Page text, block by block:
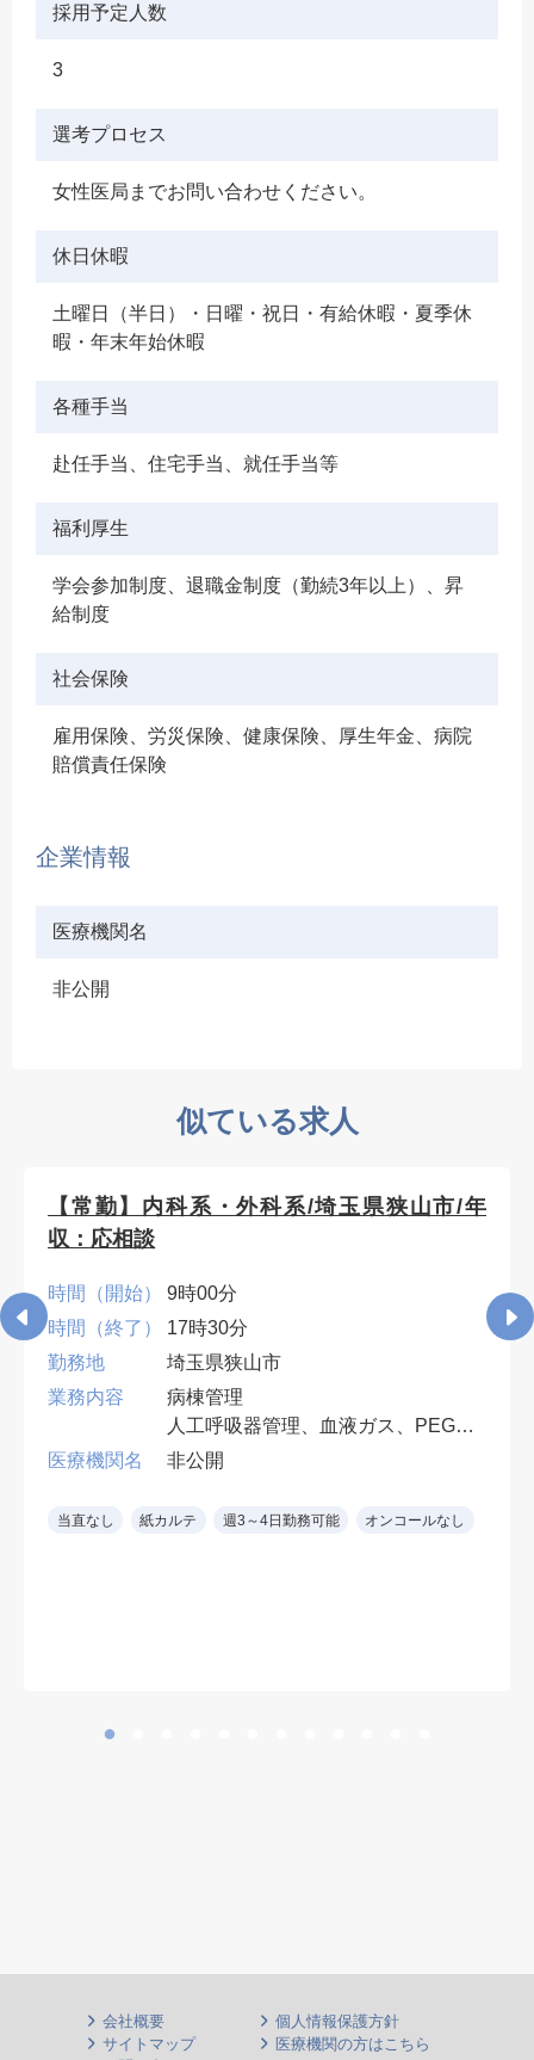
採用予定人数
3
選考プロセス
女性医局までお問い合わせください。
休日休暇
土曜日（半日）・日曜・祝日・有給休暇・夏季休
暇・年末年始休暇
各種手当
赴任手当、住宅手当、就任手当等
福利厚生
学会参加制度、退職金制度（勤続3年以上）、昇
給制度
社会保険
雇用保険、労災保険、健康保険、厚生年金、病院
賠償責任保険
企業情報
医療機関名
非公開
似ている求人
【常勤】内科系・外科系/埼玉県狭山市/年
収：応相談
時間（開始）
9時00分
時間（終了）
17時30分
勤務地
埼玉県狭山市
業務内容
病棟管理
人工呼吸器管理、血液ガス、PEG・
胃ろう交換など、入院患者の処置対
早番・遅番各週1回。週4日勤務可
医療機関名 非公開
当直なし 紙カルテ 週3～4日勤務可能 オンコールなし
会社概要
個人情報保護方針
サイトマップ
医療機関の方はこちら